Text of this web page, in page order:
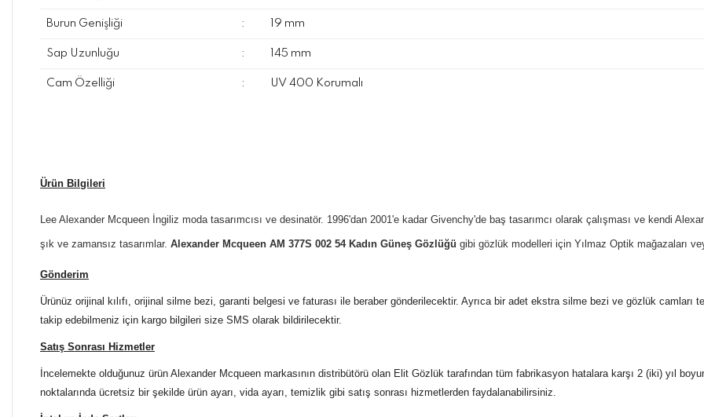
Burun Genişliği : 19 mm
Sap Uzunluğu : 145 mm
Cam Özelliği : UV 400 Korumalı
Ürün Bilgileri
Lee Alexander Mcqueen İngiliz moda tasarımcısı ve desinatör. 1996'dan 2001'e kadar Givenchy'de baş tasarımcı olarak çalışması ve kendi
şık ve zamansız tasarımlar. Alexander Mcqueen AM 377S 002 54 Kadın Güneş Gözlüğü gibi gözlük modelleri için Yılmaz Optik mağazaları
Gönderim
Ürünüz orijinal kılıfı, orijinal silme bezi, garanti belgesi ve faturası ile beraber gönderilecektir. Ayrıca bir adet ekstra silme bezi ve gözlük
takip edebilmeniz için kargo bilgileri size SMS olarak bildirilecektir.
Satış Sonrası Hizmetler
İncelemekte olduğunuz ürün Alexander Mcqueen markasının distribütörü olan Elit Gözlük tarafından tüm fabrikasyon hatalara karşı 2 (iki) yıl
noktalarında ücretsiz bir şekilde ürün ayarı, vida ayarı, temizlik gibi satış sonrası hizmetlerden faydalanabilirsiniz.